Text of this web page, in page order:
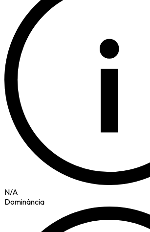
i
N/A
Dominància